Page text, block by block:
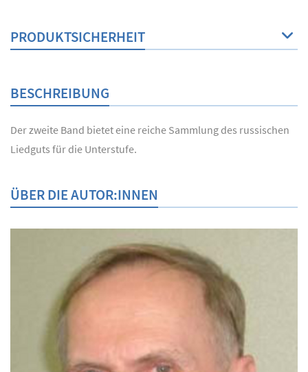
PRODUKTSICHERHEIT
BESCHREIBUNG
Der zweite Band bietet eine reiche Sammlung des russischen
Liedguts für die Unterstufe.
ÜBER DIE AUTOR:INNEN